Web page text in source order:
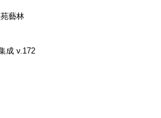
藝林
成 v.172